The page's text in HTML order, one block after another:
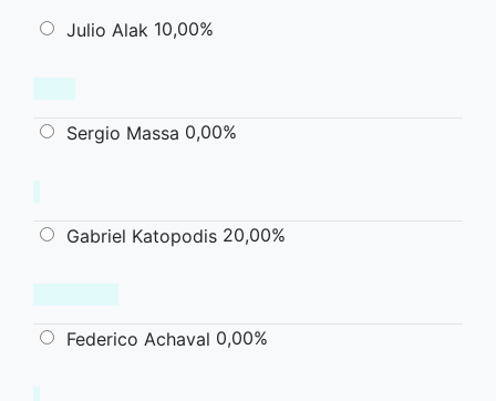
Julio Alak 10,00%
Sergio Massa 0,00%
Gabriel Katopodis 20,00%
Federico Achaval 0,00%